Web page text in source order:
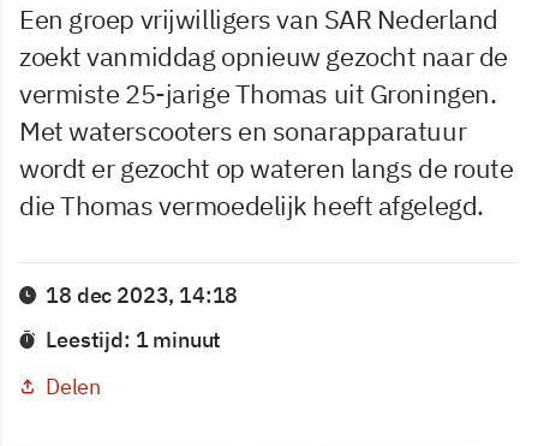
Een groep vrijwilligers van SAR Nederland
zoekt vanmiddag opnieuw gezocht naar de
vermiste 25-jarige Thomas uit Groningen.
Met waterscooters en sonarapparatuur
wordt er gezocht op wateren langs de route
die Thomas vermoedelijk heeft afgelegd.
18 dec 2023, 14:18
Leestijd: 1 minuut
Delen